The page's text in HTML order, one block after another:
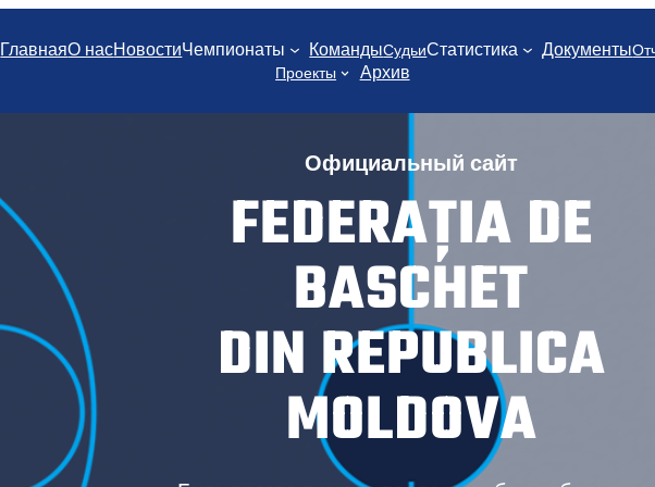
ГлавнаяО насНовостиЧемпионаты КомандыСудьиСтатистика Документы
Проекты
Архив
Официальный сайт
FEDERAȚIA DE
BASCHET
DIN REPUBLICA
MOLDOVA